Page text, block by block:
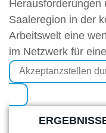
Herausforderungen
Saaleregion in der
Arbeitswelt eine
im Netzwerk für